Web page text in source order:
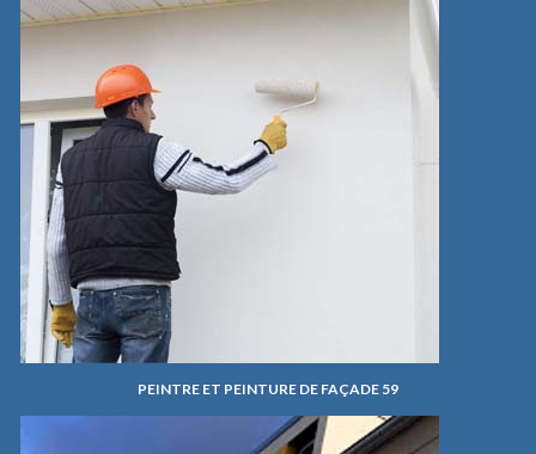
PEINTRE ET PEINTURE DE FAÇADE 59